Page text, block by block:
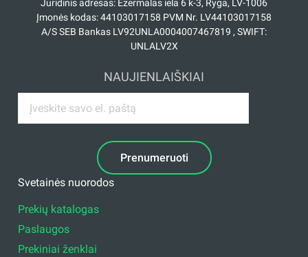
Juridinis adresas: Ezermalas iela 6 k-3, Ryga, LV-1006
Įmonės kodas: 44103017158 PVM Nr. LV44103017158
A/S SEB Bankas LV92UNLA0004007467819 , SWIFT:
UNLALV2X
NAUJIENLAIŠKIAI
Prenumeruoti
Svetainės nuorodos
Prekių katalogas
Paslaugos
Prekiniai ženklai